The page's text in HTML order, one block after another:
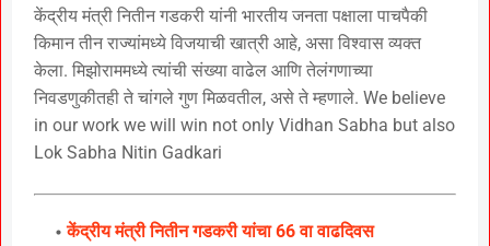
केंद्रीय मंत्री नितीन गडकरी यांनी भारतीय जनता पक्षाला पाचपैकी
किमान तीन राज्यांमध्ये विजयाची खात्री आहे, असा विश्वास व्यक्त
केला. मिझोराममध्ये त्यांची संख्या वाढेल आणि तेलंगणाच्या
निवडणुकीतही ते चांगले गुण मिळवतील, असे ते म्हणाले. We believe
in our work we will win not only Vidhan Sabha but also
Lok Sabha Nitin Gadkari
केंद्रीय मंत्री नितीन गडकरी यांचा 66 वा वाढदिवस